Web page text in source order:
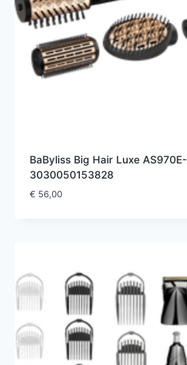
BaByliss Big Hair Luxe AS970E-
3030050153828
€ 56,00